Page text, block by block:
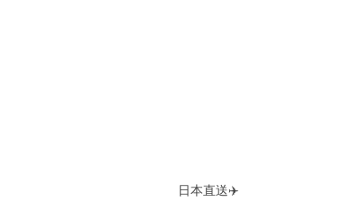
日本直送✈️